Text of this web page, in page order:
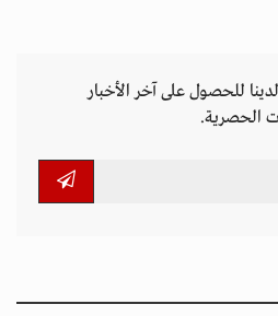
للحصول على آخر الأخبار
الحصرية.